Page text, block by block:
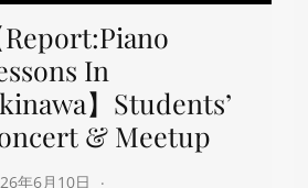
Report:Piano
In
】Students’
& Meetup
年6月10日